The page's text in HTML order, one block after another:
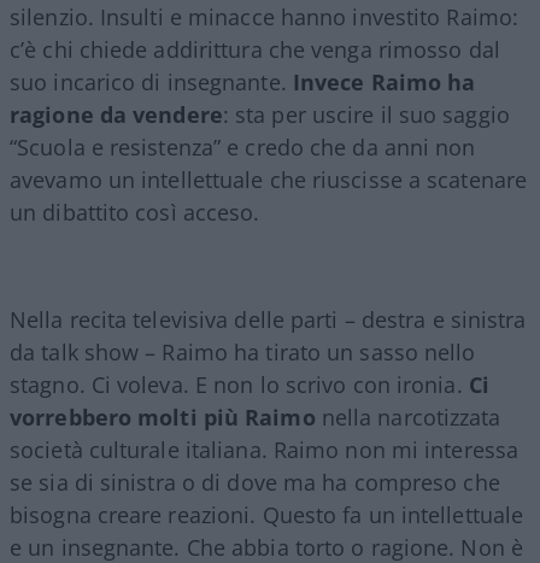
silenzio. Insulti e minacce hanno investito Raimo:
c’è chi chiede addirittura che venga rimosso dal
suo incarico di insegnante. Invece Raimo ha
ragione da vendere: sta per uscire il suo saggio
“Scuola e resistenza” e credo che da anni non
avevamo un intellettuale che riuscisse a scatenare
un dibattito così acceso.
Nella recita televisiva delle parti – destra e sinistra
da talk show – Raimo ha tirato un sasso nello
stagno. Ci voleva. E non lo scrivo con ironia. Ci
vorrebbero molti più Raimo nella narcotizzata
società culturale italiana. Raimo non mi interessa
se sia di sinistra o di dove ma ha compreso che
bisogna creare reazioni. Questo fa un intellettuale
e un insegnante. Che abbia torto o ragione. Non è